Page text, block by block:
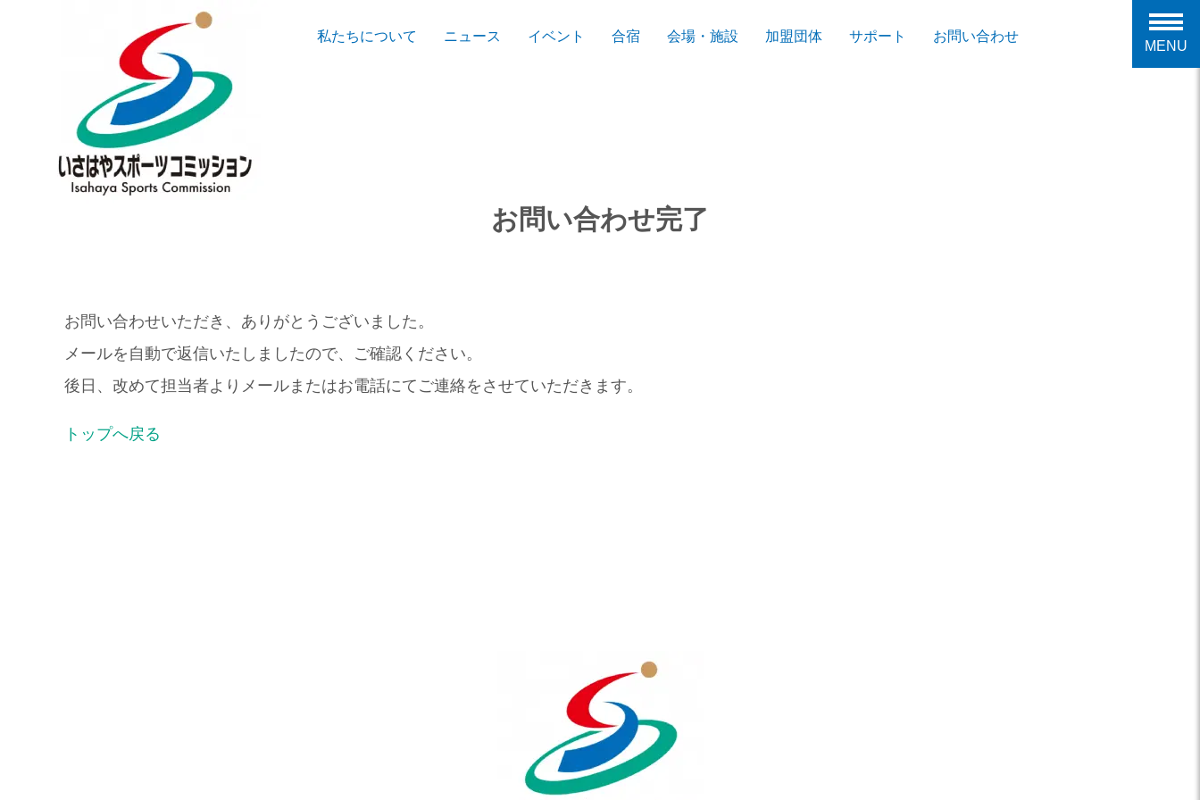
私たちについて ニュース イベント 合宿 会場・施設 加盟団体 サポート お問い合わせ
MENU
お問い合わせ完了
お問い合わせいただき、ありがとうございました。
メールを自動で返信いたしましたので、ご確認ください。
後日、改めて担当者よりメールまたはお電話にてご連絡をさせていただきます。
トップへ戻る